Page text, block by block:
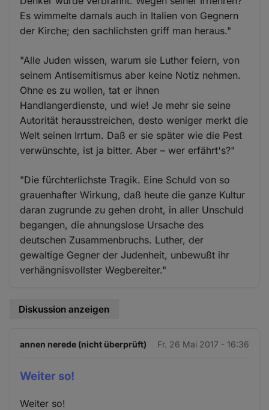
Es wimmelte damals auch in Italien von Gegnern
der Kirche; den sachlichsten griff man heraus."
"Alle Juden wissen, warum sie Luther feiern, von
seinem Antisemitismus aber keine Notiz nehmen.
Ohne es zu wollen, tat er ihnen
Handlangerdienste, und wie! Je mehr sie seine
Autorität herausstreichen, desto weniger merkt die
Welt seinen Irrtum. Daß er sie später wie die Pest
verwünschte, ist ja bitter. Aber – wer erfährt's?"
"Die fürchterlichste Tragik. Eine Schuld von so
grauenhafter Wirkung, daß heute die ganze Kultur
daran zugrunde zu gehen droht, in aller Unschuld
begangen, die ahnungslose Ursache des
deutschen Zusammenbruchs. Luther, der
gewaltige Gegner der Judenheit, unbewußt ihr
verhängnisvollster Wegbereiter."
Diskussion anzeigen
annen nerede (nicht überprüft) Fr. 26 Mai 2017 - 16:36
Weiter so!
Weiter so!